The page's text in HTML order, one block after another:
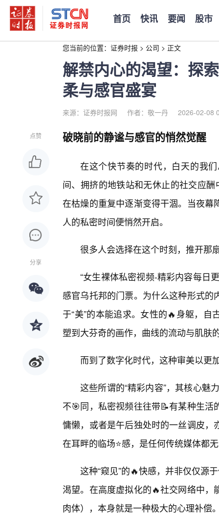
首页 快讯 要闻 股市
您当前的位置： 证券时报 > 公司 > 正文
解禁内心的渴望：探
柔与感官盛宴
来源：证券时报网 作者：敬一丹 2026-02-08
点赞
分享
破晓前的静谧与感官的悄然觉醒
在这个快节奏的时代，白天的我
间、拥挤的地铁站和无休止的社交应
在枯燥的重复中逐渐变得干涸。当夜
人的私密时间便悄然开启。
很多人会选择在这个时刻，推开那
“女生裸体私密视频-精彩内容每日
感官乌托邦的门票。为什么这种形式
于“美”的本能追求。女性的🔥身躯，
塑到大芬奇的画作，曲线的流动与肌肤
而到了数字化时代，这种审美以更
这些所谓的“精彩内容”，其核心魅
不🎯同，私密视频往往带📝有某种生
慵懒，或者是午后独处时的一丝调皮
在耳畔的临场⭐感，是任何传统媒体都
这种“窥见”的🔥快感，并非仅仅源
渴望。在高度虚拟化的🔥社交网络中
肉体），本身就是一种极大的心理补偿